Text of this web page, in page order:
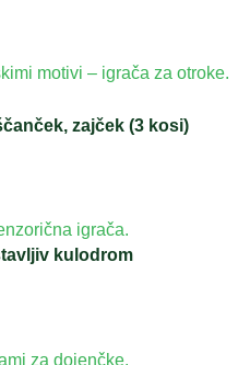
zajček (3 kosi)
kulodrom